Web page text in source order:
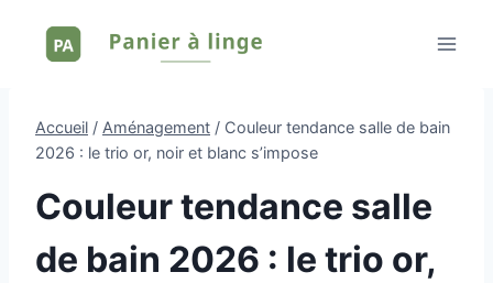
Accueil / Aménagement / Couleur tendance salle de bain
2026 : le trio or, noir et blanc s’impose
Couleur tendance salle
de bain 2026 : le trio or,